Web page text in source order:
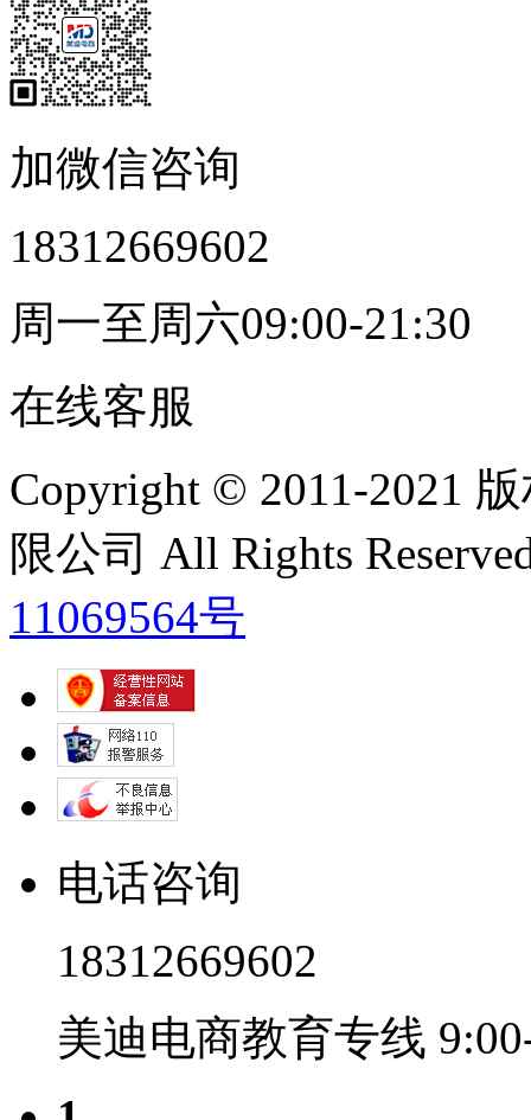
加微信咨询
18312669602
周一至周六09:00-21:30
在线客服
Copyright © 2011-2021
限公司 All Rights
11069564号
电话咨询
18312669602
美迪电商教育专线